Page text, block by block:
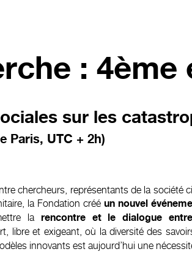
: 4ème
sur les
Paris, UTC + 2h)
chercheurs, représentants de la société
la Fondation crééun nouvel
la rencontre et le dialogue
libre et exigeant, où la diversité des
innovants est aujourd’hui une